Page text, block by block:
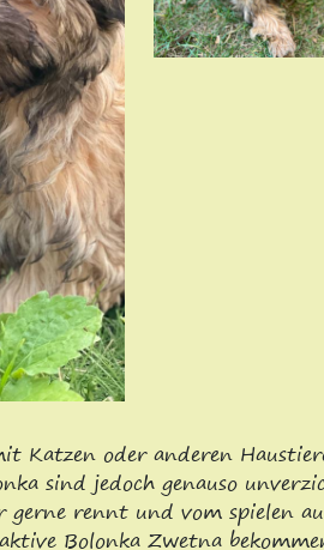
Katzen oder anderen
sind jedoch genauso
rennt und vom spielen
Bolonka Zwetna